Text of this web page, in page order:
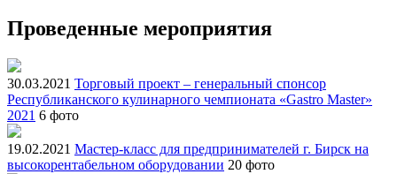
Проведенные мероприятия
30.03.2021 Торговый проект – генеральный спонсор
Республиканского кулинарного чемпионата «Gastro Master»
2021 6 фото
19.02.2021 Мастер-класс для предпринимателей г. Бирск на
высокорентабельном оборудовании 20 фото